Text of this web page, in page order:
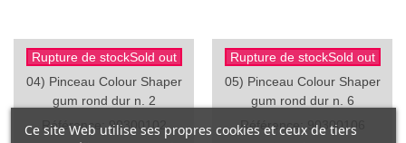
Rupture de stockSold out
04) Pinceau Colour Shaper
gum rond dur n. 2
Référence: 90300102
Rupture de stockSold out
05) Pinceau Colour Shaper
gum rond dur n. 6
Référence: 90300106
Ce site Web utilise ses propres cookies et ceux de tiers